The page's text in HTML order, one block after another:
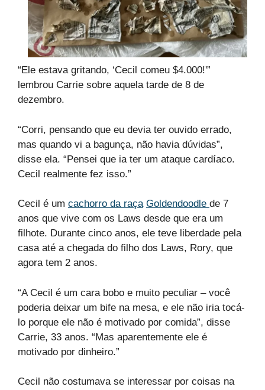
“Ele estava gritando, ‘Cecil comeu $4.000!'”
lembrou Carrie sobre aquela tarde de 8 de
dezembro.
“Corri, pensando que eu devia ter ouvido errado,
mas quando vi a bagunça, não havia dúvidas”,
disse ela. “Pensei que ia ter um ataque cardíaco.
Cecil realmente fez isso.”
Cecil é um cachorro da raça Goldendoodle de 7
anos que vive com os Laws desde que era um
filhote. Durante cinco anos, ele teve liberdade pela
casa até a chegada do filho dos Laws, Rory, que
agora tem 2 anos.
“A Cecil é um cara bobo e muito peculiar – você
poderia deixar um bife na mesa, e ele não iria tocá-
lo porque ele não é motivado por comida”, disse
Carrie, 33 anos. “Mas aparentemente ele é
motivado por dinheiro.”
Cecil não costumava se interessar por coisas na